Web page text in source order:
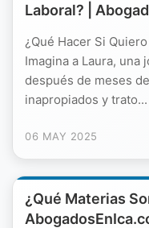
Laboral? |
¿Qué Hacer Si
Imagina a Laura, una
después de meses
inapropiados y trato...
06 MAY 2025
¿Qué Materias